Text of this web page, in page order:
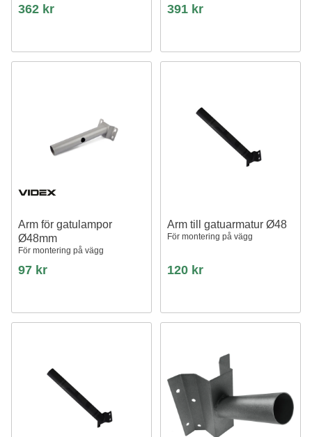
362 kr 391 kr
Arm för gatulampor
Ø48mm
För montering på vägg
97 kr
Arm till gatuarmatur Ø48
För montering på vägg
120 kr